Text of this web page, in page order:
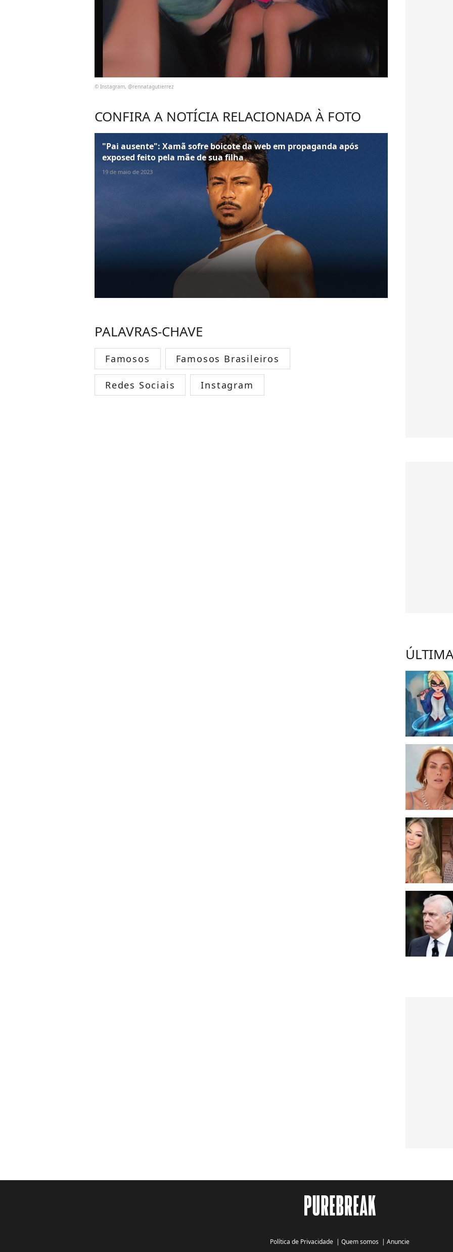
© Instagram, @rennatagutierrez
CONFIRA A NOTÍCIA RELACIONADA À FOTO
"Pai ausente": Xamã sofre boicote da web em propaganda após
exposed feito pela mãe de sua filha
19 de maio de 2023
PALAVRAS-CHAVE
Famosos Famosos Brasileiros
Redes Sociais Instagram
Política de Privacidade | Quem somos | Anuncie